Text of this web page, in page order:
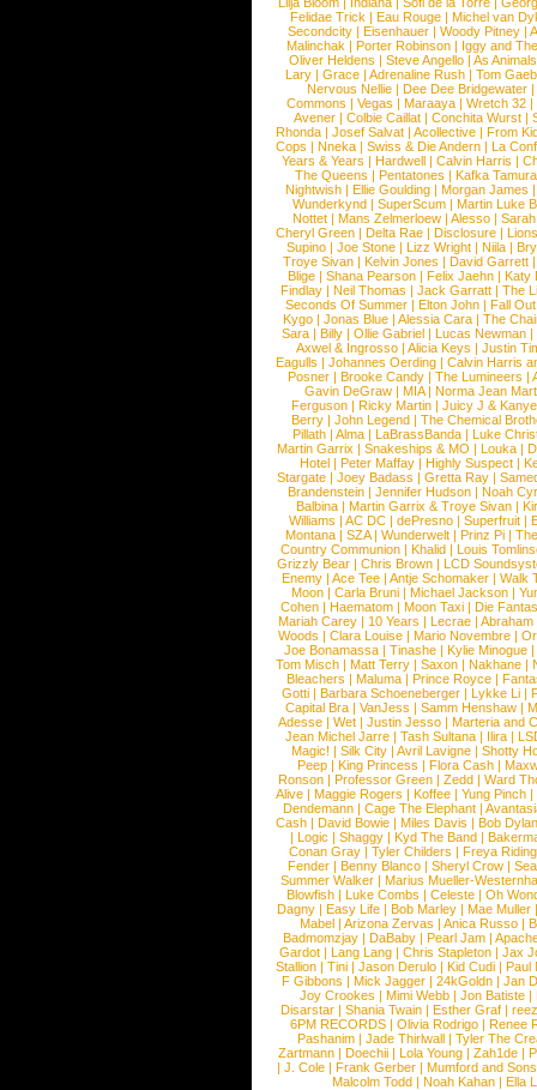
Felidae Trick | Eau Rouge | Michel van
Secondcity |Eisenhauer |Woody Pitney |
Malinchak |Porter Robinson | Iggy and
Oliver Heldens |Steve Angello |As Animals
Lary | Grace | Adrenaline Rush | Tom
Nervous Nellie | Dee Dee Bridgewater |
Commons |Vegas |Maraaya |Wretch 32 |
Avener | Colbie Caillat | Conchita Wurst |
Rhonda | Josef Salvat | Acollective | From
Cops | Nneka | Swiss & Die Andern | La
Years & Years |Hardwell |Calvin Harris |
The Queens | Pentatones | Kafka Tamura
Nightwish |Ellie Goulding |Morgan James
Wunderkynd | SuperScum | Martin Luke
Nottet |Mans Zelmerloew |Alesso |
Cheryl Green |Delta Rae |Disclosure |
Supino |Joe Stone |Lizz Wright |Niila |
Troye Sivan | Kelvin Jones | David Garrett
Blige | Shana Pearson | Felix Jaehn | Katy
Findlay |Neil Thomas |Jack Garratt |The
Seconds Of Summer |Elton John |Fall
Kygo |Jonas Blue |Alessia Cara |The
Sara |Billy |Ollie Gabriel |Lucas Newman |
Axwel & Ingrosso | Alicia Keys | Justin
Eagulls |Johannes Oerding |Calvin Harris
Posner |Brooke Candy |The Lumineers |
Gavin DeGraw | MIA| Norma Jean
Ferguson | Ricky Martin | Juicy J &
Berry | John Legend | The Chemical
Pillath |Alma |LaBrassBanda |Luke
Martin Garrix | Snakeships & MO | Louka |
Hotel | Peter Maffay | Highly Suspect |
Stargate |Joey Badass |Gretta Ray |
Brandenstein |Jennifer Hudson |Noah
Balbina | Martin Garrix & Troye Sivan |
Williams |AC DC |dePresno |Superfruit |
Montana |SZA|Wunderwelt |Prinz Pi |
Country Communion | Khalid | Louis
Grizzly Bear | Chris Brown | LCD
Enemy | Ace Tee | Antje Schomaker | Walk
Moon |Carla Bruni |Michael Jackson |
Cohen |Haematom |Moon Taxi |Die
Mariah Carey | 10 Years | Lecrae | Abraham
Woods |Clara Louise |Mario Novembre |
Joe Bonamassa | Tinashe | Kylie Minogue |
Tom Misch |Matt Terry |Saxon |Nakhane |
Bleachers | Maluma | Prince Royce |
Gotti |Barbara Schoeneberger |Lykke Li |
Capital Bra |VanJess |Samm Henshaw |
Adesse |Wet |Justin Jesso |Marteria and
Jean Michel Jarre |Tash Sultana | Ilira |
Magic! | Silk City | Avril Lavigne | Shotty
Peep |King Princess |Flora Cash |
Ronson |Professor Green |Zedd |Ward
Alive |Maggie Rogers |Koffee |Yung Pinch |
Dendemann |Cage The Elephant |
Cash | David Bowie | Miles Davis | Bob Dylan
|Logic |Shaggy |Kyd The Band |
Conan Gray |Tyler Childers |Freya
Fender |Benny Blanco |Sheryl Crow |
Summer Walker |Marius Mueller-
Blowfish | Luke Combs | Celeste | Oh
Dagny |Easy Life |Bob Marley |Mae Muller
Mabel |Arizona Zervas |Anica Russo |
Badmomzjay |DaBaby |Pearl Jam |
Gardot | Lang Lang | Chris Stapleton | Jax
Stallion |Tini |Jason Derulo |Kid Cudi |Paul
F Gibbons | Mick Jagger | 24kGoldn | Jan
Joy Crookes | Mimi Webb | Jon Batiste |
Disarstar | Shania Twain | Esther Graf |
6PM RECORDS | Olivia Rodrigo | Renee
Pashanim |Jade Thirlwall |Tyler The
Zartmann | Doechii | Lola Young | Zah1de |
| J. Cole | Frank Gerber | Mumford and Sons
Malcolm Todd | Noah Kahan | Ella